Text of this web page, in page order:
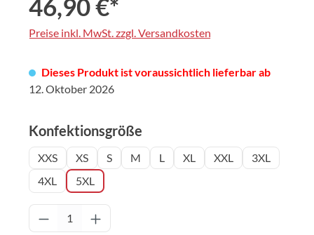
46,90 €*
Preise inkl. MwSt. zzgl. Versandkosten
Dieses Produkt ist voraussichtlich lieferbar ab
12. Oktober 2026
Konfektionsgröße
XXS XS S M L XL XXL
3XL
4XL
5XL
Produkt Anzahl: Gib den gewünschten